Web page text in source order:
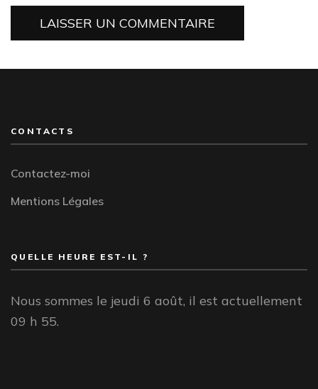
CONTACTS
Contactez-moi
Mentions Légales
QUELLE HEURE EST-IL ?
Nous sommes le jeudi 6 août, il est actuellement
09 h 55.